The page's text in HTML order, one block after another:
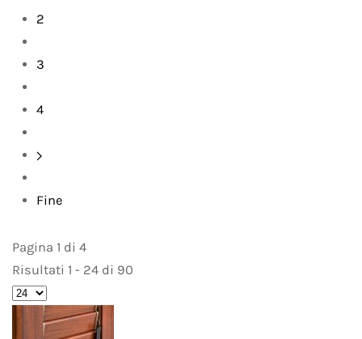
2
3
4
Fine
Pagina 1 di 4
Risultati 1 - 24 di 90